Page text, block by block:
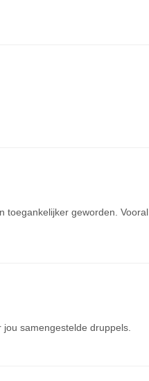
toegankelijker geworden. Vooral
samengestelde druppels.